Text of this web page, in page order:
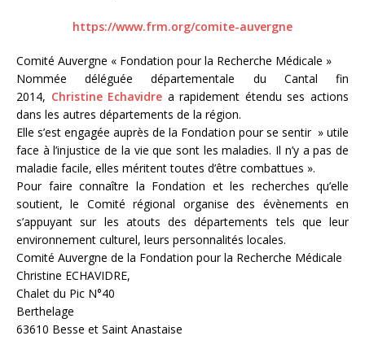
https://www.frm.org/comite-auvergne
Comité Auvergne « Fondation pour la Recherche Médicale »
Nommée déléguée départementale du Cantal fin
2014, Christine Echavidre a rapidement étendu ses actions
dans les autres départements de la région.
Elle s’est engagée auprès de la Fondation pour se sentir » utile
face à l’injustice de la vie que sont les maladies. Il n’y a pas de
maladie facile, elles méritent toutes d’être combattues ».
Pour faire connaître la Fondation et les recherches qu’elle
soutient, le Comité régional organise des évènements en
s’appuyant sur les atouts des départements tels que leur
environnement culturel, leurs personnalités locales.
Comité Auvergne de la Fondation pour la Recherche Médicale
Christine ECHAVIDRE,
Chalet du Pic N°40
Berthelage
63610 Besse et Saint Anastaise